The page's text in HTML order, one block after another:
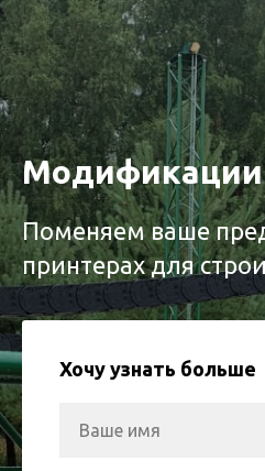
Модификации
Поменяем ваше
принтерах для
Хочу узнать больше